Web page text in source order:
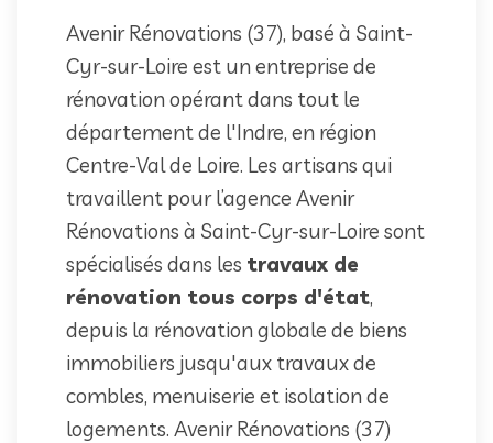
Avenir Rénovations (37), basé à Saint-
Cyr-sur-Loire est un entreprise de
rénovation opérant dans tout le
département de l'Indre, en région
Centre-Val de Loire. Les artisans qui
travaillent pour l’agence Avenir
Rénovations à Saint-Cyr-sur-Loire sont
spécialisés dans les travaux de
rénovation tous corps d'état,
depuis la rénovation globale de biens
immobiliers jusqu'aux travaux de
combles, menuiserie et isolation de
logements. Avenir Rénovations (37)